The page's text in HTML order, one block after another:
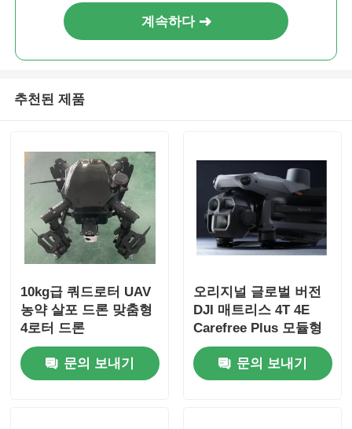
계속하다
추천된 제품
10kg급 쿼드로터 UAV
농약 살포 드론 맞춤형
4로터 드론
문의 보내기
오리지널 글로벌 버전
DJI 매트리스 4T 4E
Carefree Plus 모듈형
드론 매트리스 4E 4t 범
용 UAV 광각 카메라 포
함
문의 보내기